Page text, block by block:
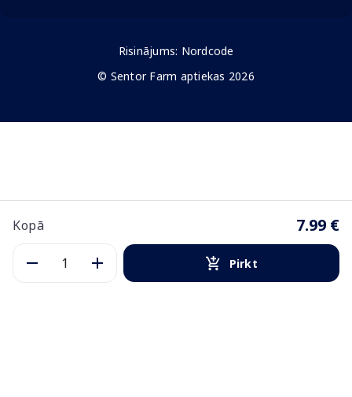
Kopā 7.99 €
Pirkt
Risinājums: Nordcode
© Sentor Farm aptiekas 2026